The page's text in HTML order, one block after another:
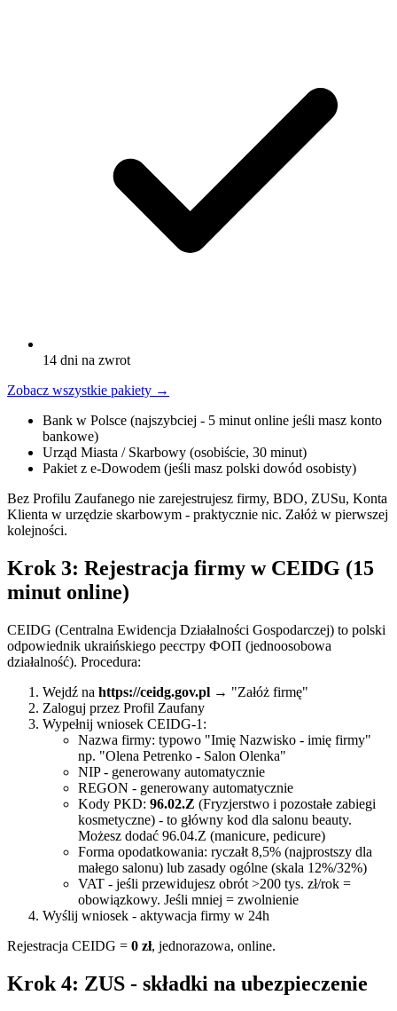
14 dni na zwrot
Zobacz wszystkie pakiety →
Bank w Polsce (najszybciej - 5 minut online jeśli masz konto
bankowe)
Urząd Miasta / Skarbowy (osobiście, 30 minut)
Pakiet z e-Dowodem (jeśli masz polski dowód osobisty)
Bez Profilu Zaufanego nie zarejestrujesz firmy, BDO, ZUSu, Konta
Klienta w urzędzie skarbowym - praktycznie nic. Załóż w pierwszej
kolejności.
Krok 3: Rejestracja firmy w CEIDG (15
minut online)
CEIDG (Centralna Ewidencja Działalności Gospodarczej) to polski
odpowiednik ukraińskiego реєстру ФОП (jednoosobowa
działalność). Procedura:
Wejdź na https://ceidg.gov.pl → "Załóż firmę"
Zaloguj przez Profil Zaufany
Wypełnij wniosek CEIDG-1:
Nazwa firmy: typowo "Imię Nazwisko - imię firmy"
np. "Olena Petrenko - Salon Olenka"
NIP - generowany automatycznie
REGON - generowany automatycznie
Kody PKD: 96.02.Z (Fryzjerstwo i pozostałe zabiegi
kosmetyczne) - to główny kod dla salonu beauty.
Możesz dodać 96.04.Z (manicure, pedicure)
Forma opodatkowania: ryczałt 8,5% (najprostszy dla
małego salonu) lub zasady ogólne (skala 12%/32%)
VAT - jeśli przewidujesz obrót >200 tys. zł/rok =
obowiązkowy. Jeśli mniej = zwolnienie
Wyślij wniosek - aktywacja firmy w 24h
Rejestracja CEIDG = 0 zł, jednorazowa, online.
Krok 4: ZUS - składki na ubezpieczenie